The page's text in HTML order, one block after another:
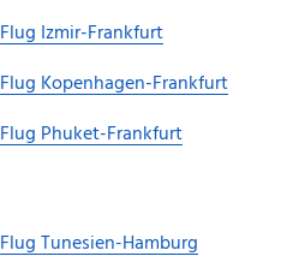
Flug Izmir-Frankfurt
Flug Kopenhagen-Frankfurt
Flug Phuket-Frankfurt
Flug Tunesien-Hamburg